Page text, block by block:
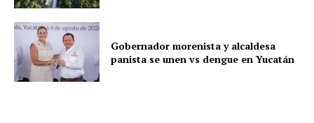
Gobernador morenista y alcaldesa
panista se unen vs dengue en Yucatán